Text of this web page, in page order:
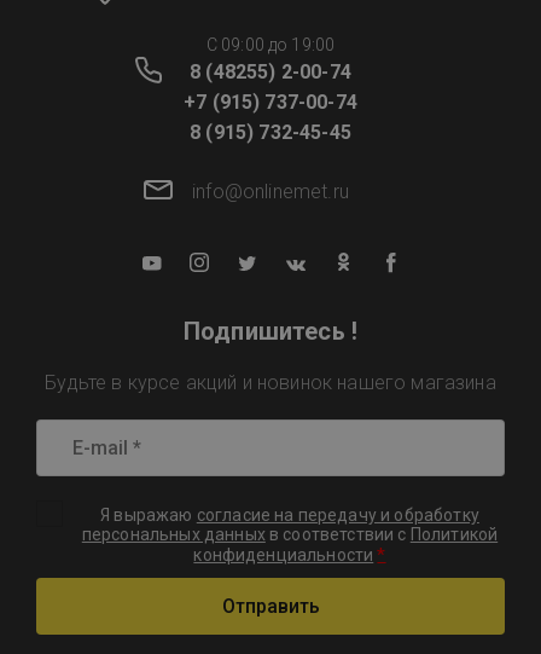
C 09:00 до 19:00
8 (48255) 2-00-74
+7 (915) 737-00-74
8 (915) 732-45-45
info@onlinemet.ru
Подпишитесь !
Будьте в курсе акций и новинок нашего магазина
Я выражаю согласие на передачу и обработку
персональных данных в соответствии с Политикой
конфиденциальности *
Отправить